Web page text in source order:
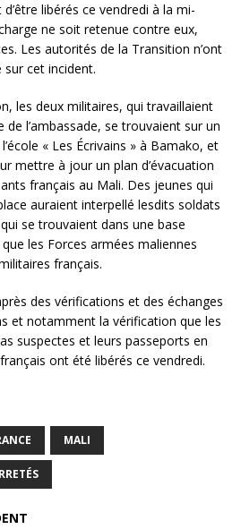
libérés ce vendredi à la mi-
ne soit retenue contre eux,
Les autorités de la Transition n’ont
cet incident.
les deux militaires, qui travaillaient
de l’ambassade, se trouvaient sur un
« Les Écrivains » à Bamako, et
mettre à jour un plan d’évacuation
français au Mali. Des jeunes qui
auraient interpellé lesdits soldats
se trouvaient dans une base
les Forces armées maliennes
français.
des vérifications et des échanges
et notamment la vérification que les
suspectes et leurs passeports en
ont été libérés ce vendredi.
MALI